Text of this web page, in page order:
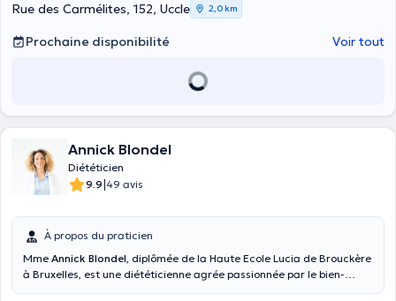
Rue des Carmélites, 152, Uccle 2,0 km
Prochaine disponibilité Voir tout
Annick Blondel
Diététicien
9.9|49 avis
À propos du praticien
Mme Annick Blondel, diplômée de la Haute Ecole Lucia de Brouckère
à Bruxelles, est une diététicienne agrée passionnée par le bien-